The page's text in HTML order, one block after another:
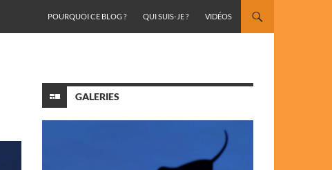
POURQUOI CE BLOG ?
QUI SUIS-JE ? VIDÉOS
GALERIES